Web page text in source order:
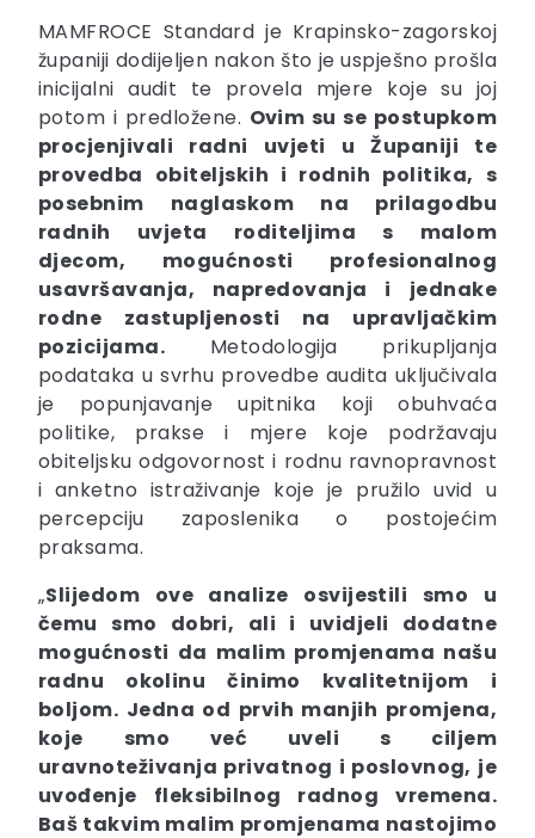
MAMFROCE Standard je Krapinsko-zagorskoj
županiji dodijeljen nakon što je uspješno prošla
inicijalni audit te provela mjere koje su joj
potom i predložene. Ovim su se postupkom
procjenjivali radni uvjeti u Županiji te
provedba obiteljskih i rodnih politika, s
posebnim naglaskom na prilagodbu
radnih uvjeta roditeljima s malom
djecom, mogućnosti profesionalnog
usavršavanja, napredovanja i jednake
rodne zastupljenosti na upravljačkim
pozicijama. Metodologija prikupljanja
podataka u svrhu provedbe audita uključivala
je popunjavanje upitnika koji obuhvaća
politike, prakse i mjere koje podržavaju
obiteljsku odgovornost i rodnu ravnopravnost
i anketno istraživanje koje je pružilo uvid u
percepciju zaposlenika o postojećim
praksama.
„Slijedom ove analize osvijestili smo u
čemu smo dobri, ali i uvidjeli dodatne
mogućnosti da malim promjenama našu
radnu okolinu činimo kvalitetnijom i
boljom. Jedna od prvih manjih promjena,
koje smo već uveli s ciljem
uravnoteživanja privatnog i poslovnog, je
uvođenje fleksibilnog radnog vremena.
Baš takvim malim promjenama nastojimo